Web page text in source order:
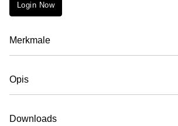
Login Now
Merkmale
Opis
Downloads